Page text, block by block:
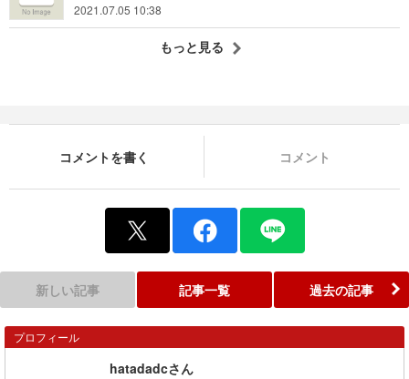
2021.07.05 10:38
もっと見る
コメントを書く コメント
新しい記事 記事一覧 過去の記事
プロフィール
hatadadcさん